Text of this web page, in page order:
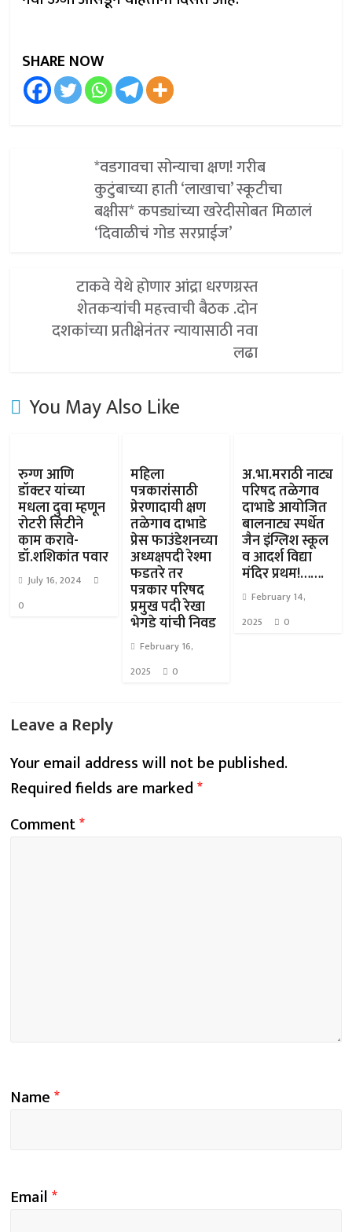
SHARE NOW
*वडगावचा सोन्याचा क्षण! गरीब
कुटुंबाच्या हाती ‘लाखाचा’ स्कूटीचा
बक्षीस* कपड्यांच्या खरेदीसोबत मिळालं
‘दिवाळीचं गोड सरप्राईज’
टाकवे येथे होणार आंद्रा धरणग्रस्त
शेतकऱ्यांची महत्त्वाची बैठक .दोन
दशकांच्या प्रतीक्षेनंतर न्यायासाठी नवा
लढा
You May Also Like
रुग्ण आणि
डॉक्टर यांच्या
मधला दुवा म्हणून
रोटरी सिटीने
काम करावे-
डॉ.शशिकांत पवार
July 16, 2024
0
महिला
पत्रकारांसाठी
प्रेरणादायी क्षण
तळेगाव दाभाडे
प्रेस फाउंडेशनच्या
अध्यक्षपदी रेश्मा
फडतरे तर
पत्रकार परिषद
प्रमुख पदी रेखा
भेगडे यांची निवड
February 16,
2025
0
अ.भा.मराठी नाट्य
परिषद तळेगाव
दाभाडे आयोजित
बालनाट्य स्पर्धेत
जैन इंग्लिश स्कूल
व आदर्श विद्या
मंदिर प्रथम!…….
February 14,
2025
0
Leave a Reply
Your email address will not be published.
Required fields are marked*
Comment*
Name*
Email*